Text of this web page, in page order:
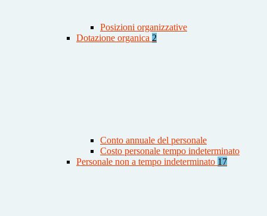
Posizioni organizzative
Dotazione organica 2
Conto annuale del personale
Costo personale tempo indeterminato
Personale non a tempo indeterminato 17